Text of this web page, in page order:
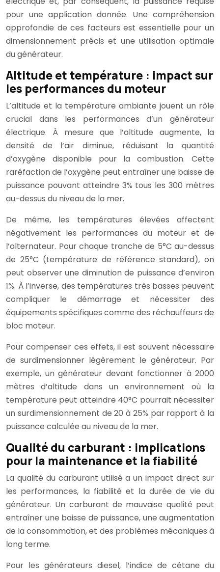
pour une application donnée. Une compréhension
approfondie de ces facteurs est essentielle pour un
dimensionnement précis et une utilisation optimale
du générateur.
Altitude et température : impact sur
les performances du moteur
L’altitude et la température ambiante jouent un rôle
crucial dans les performances d’un générateur
électrique. À mesure que l’altitude augmente, la
densité de l’air diminue, réduisant la quantité
d’oxygène disponible pour la combustion. Cette
raréfaction de l’oxygène peut entraîner une baisse de
puissance pouvant atteindre 3% tous les 300 mètres
au-dessus du niveau de la mer.
De même, les températures élevées affectent
négativement les performances du moteur et de
l’alternateur. Pour chaque tranche de 5°C au-dessus
de 25°C (température de référence standard), on
peut observer une diminution de puissance d’environ
1%. À l’inverse, des températures très basses peuvent
compliquer le démarrage et nécessiter des
équipements spécifiques comme des réchauffeurs de
bloc moteur.
Pour compenser ces effets, il est souvent nécessaire
de surdimensionner légèrement le générateur. Par
exemple, un générateur devant fonctionner à 2000
mètres d’altitude dans un environnement où la
température peut atteindre 40°C pourrait nécessiter
un surdimensionnement de 20 à 25% par rapport à la
puissance calculée au niveau de la mer.
Qualité du carburant : implications
pour la maintenance et la fiabilité
La qualité du carburant utilisé a un impact direct sur
les performances, la fiabilité et la durée de vie du
générateur. Un carburant de mauvaise qualité peut
entraîner une baisse de puissance, une augmentation
de la consommation, et des problèmes mécaniques à
long terme.
Pour les générateurs diesel, l’indice de cétane du